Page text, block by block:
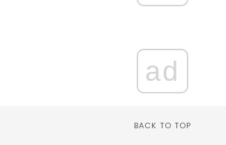
ad
BACK TO TOP